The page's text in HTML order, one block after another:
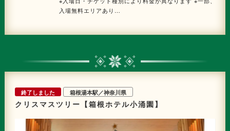
思いから、プレミアム食材を使用した特別コースを楽しむことができます。
ぴったりなホットココアなど、豊富なグルメが登場。さらに、サンタをモチ
横浜赤レンガ倉庫に近接する「新港中央広場」に、横浜の街全体をイルミネ
ーションで彩るイベント『ヨルノヨ 2025』とコラボした、クリスマスマー
じられる空間を演出します。 110年を超える歴史と伝統を誇る横浜赤レンガ
倉庫で、非日常的な“思い出に残る”クリスマスのひとときを過ごしてみては
いかがでしょうか。
入場無料エリアあり
終了しました 箱根湯本駅／神奈川県
クリスマスツリー【箱根ホテル小涌園】